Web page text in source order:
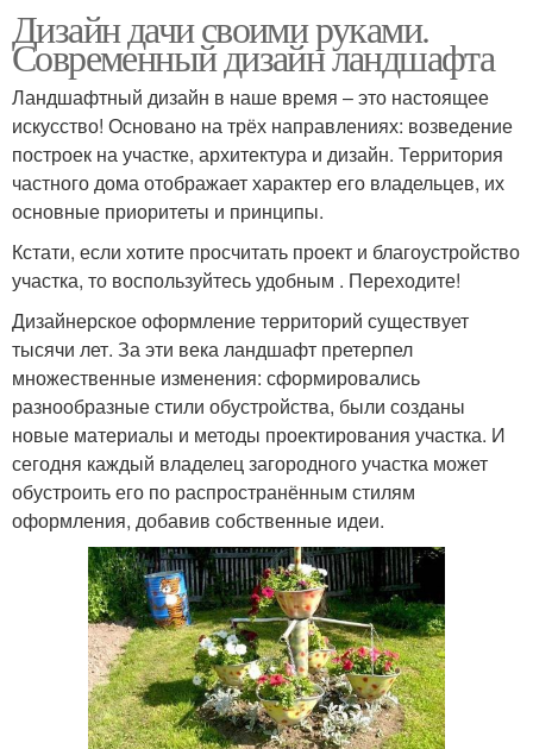
Дизайн дачи своими руками.
Современный дизайн ландшафта
Ландшафтный дизайн в наше время – это настоящее
искусство! Основано на трёх направлениях: возведение
построек на участке, архитектура и дизайн. Территория
частного дома отображает характер его владельцев, их
основные приоритеты и принципы.
Кстати, если хотите просчитать проект и благоустройство
участка, то воспользуйтесь удобным . Переходите!
Дизайнерское оформление территорий существует
тысячи лет. За эти века ландшафт претерпел
множественные изменения: сформировались
разнообразные стили обустройства, были созданы
новые материалы и методы проектирования участка. И
сегодня каждый владелец загородного участка может
обустроить его по распространённым стилям
оформления, добавив собственные идеи.